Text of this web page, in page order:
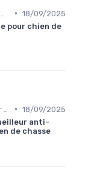
• 18/09/2025
pour chien de
• 18/09/2025
anti-
de chasse